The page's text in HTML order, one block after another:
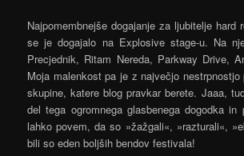
Najpomembnejše dogajanje za ljubitelje hard
se je dogajalo na Explosive stage-u. Na
Precjednik, Ritam Nereda, Parkway Drive,
Moja malenkost pa je z največjo
skupine, katere blog pravkar berete. Jaaa,
del tega ogromnega glasbenega dogodka in
lahko povem, da so »žažgali«, »razturali«,
bili so eden boljših bendov festivala!